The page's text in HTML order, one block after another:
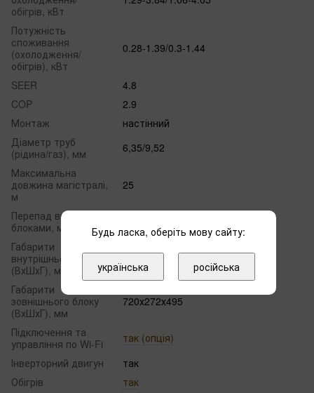
обігрів, кВт
Потужність
споживання
(охолодження/
обігрів), кВт
0.28-1.39/0.3-1.44
SEER
4.8
COP
2.9
Монтаж
настінний
Діаметр труб
(рідина/газ), мм
6,35/9,52
Максимальна
довжина магістралі,
м
25
Перепад висот між
блоками, м
Габарити
внутрішнього блоку
(ВхШхГ), мм
729х292х200
Габарити
зовнішнього блоку
(ВхШхГ), мм
720х272х495
Підключення та
управління по Wi-Fi
так (опція)
Інверторний двигун
так
Обігрів
так
Будь ласка, оберіть мову сайту:
українська російська